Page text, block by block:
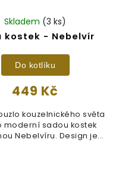
kostek - Nebelvír
Skladem (3 ks)
449 Kč
Do kotlíku
kouzelnického světa
moderní sadou kostek
Nebelvíru. Design je...